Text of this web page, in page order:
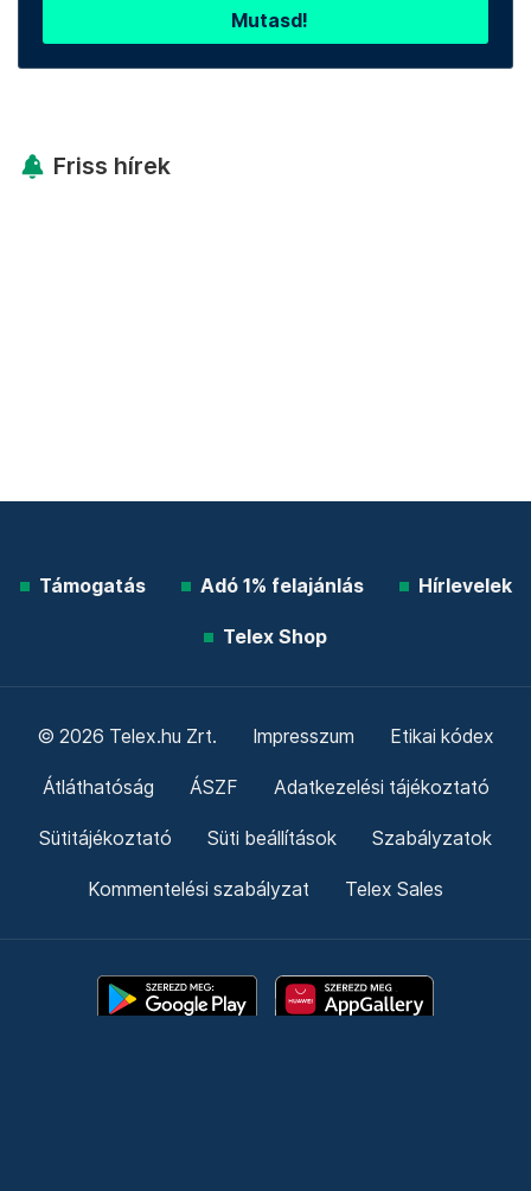
Mutasd!
Friss hírek
Támogatás Adó 1% felajánlás Hírlevelek
Telex Shop
© 2026 Telex.hu Zrt. Impresszum Etikai kódex
Átláthatóság ÁSZF Adatkezelési tájékoztató
Sütitájékoztató Süti beállítások Szabályzatok
Kommentelési szabályzat Telex Sales